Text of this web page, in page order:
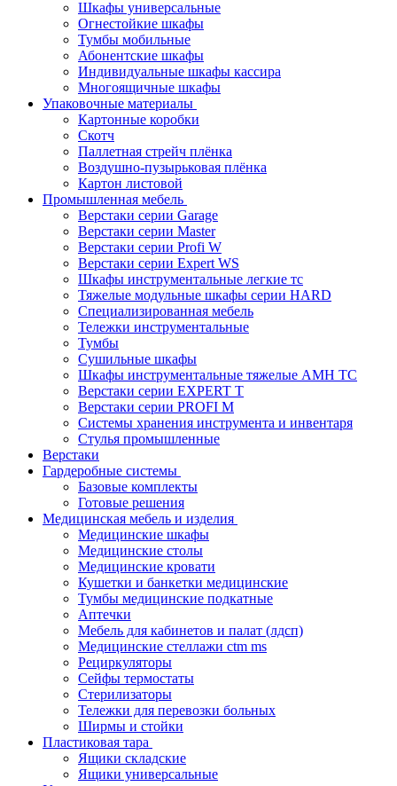
Шкафы универсальные
Огнестойкие шкафы
Тумбы мобильные
Абонентские шкафы
Индивидуальные шкафы кассира
Многоящичные шкафы
Упаковочные материалы
Картонные коробки
Скотч
Паллетная стрейч плёнка
Воздушно-пузырьковая плёнка
Картон листовой
Промышленная мебель
Верстаки серии Garage
Верстаки серии Master
Верстаки серии Profi W
Верстаки серии Expert WS
Шкафы инструментальные легкие тс
Тяжелые модульные шкафы серии HARD
Cпециализированная мебель
Тележки инструментальные
Тумбы
Cушильные шкафы
Шкафы инструментальные тяжелые AMH TC
Верстаки серии EXPERT T
Верстаки серии PROFI M
Системы хранения инструмента и инвентаря
Стулья промышленные
Верстаки
Гардеробные системы
Базовые комплекты
Готовые решения
Медицинская мебель и изделия
Медицинские шкафы
Медицинские столы
Медицинские кровати
Кушетки и банкетки медицинские
Тумбы медицинские подкатные
Аптечки
Мебель для кабинетов и палат (лдсп)
Медицинские стеллажи ctm ms
Рециркуляторы
Сейфы термостаты
Стерилизаторы
Тележки для перевозки больных
Ширмы и стойки
Пластиковая тара
Ящики складские
Ящики универсальные